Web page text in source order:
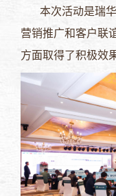
本次活动是瑞华
营销推广和客户联
方面取得了积极效果